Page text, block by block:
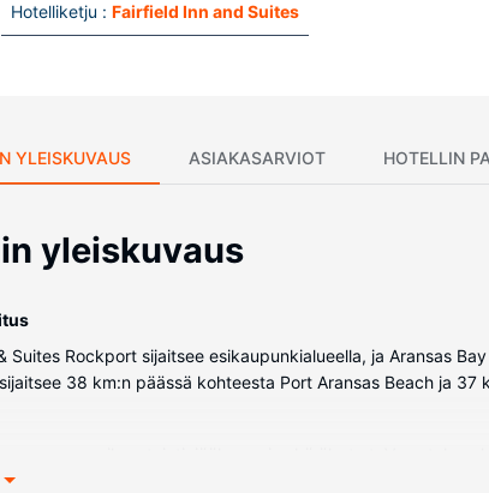
Hotelliketju : Fairfield Inn and Suites
YLEISKUVAUS ASIAKASARVIOT HOTELLIN
yleiskuvaus
Suites Rockport sijaitsee esikaupunkialueella, ja Aransas
38 km:n päässä kohteesta Port Aransas Beach ja
Huoneissa on oma kylpyhuone, ja sen